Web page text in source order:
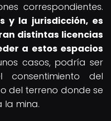
correspondientes.
y la jurisdicción, es
distintas licencias
a estos espacios
casos, podría ser
consentimiento del
del terreno donde se
la mina.